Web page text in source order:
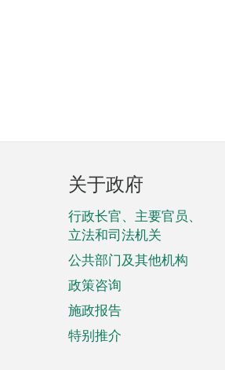
页
脚
菜
单
关于政府
行政长官、主要官员、
立法和司法机关
公共部门及其他机构
政策咨询
施政报告
特别推介